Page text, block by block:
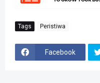
Tags Peristiwa
Facebook